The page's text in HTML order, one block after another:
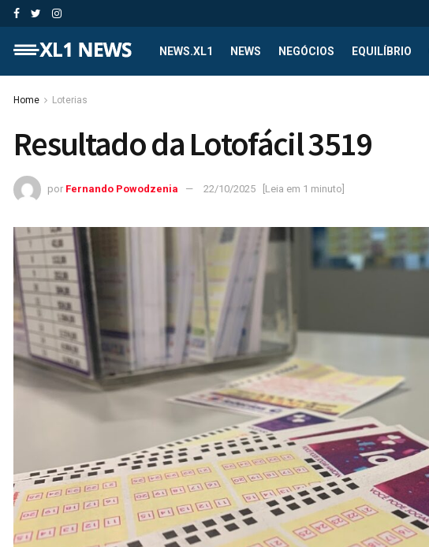
NEWS.XL1 NEWS NEGÓCIOS EQUILÍBRIO
Home Loterias
Resultado da Lotofácil 3519
por Fernando Powodzenia 22/10/2025 [Leia em 1 minuto]